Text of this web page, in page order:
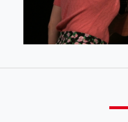
Des de